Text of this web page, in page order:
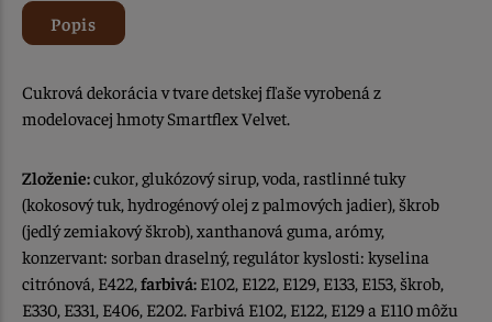
Popis
Cukrová dekorácia v tvare detskej fľaše vyrobená z
modelovacej hmoty Smartflex Velvet.
Zloženie:cukor, glukózový sirup, voda, rastlinné tuky
(kokosový tuk, hydrogénový olej z palmových jadier), škrob
(jedlý zemiakový škrob), xanthanová guma, arómy,
konzervant: sorban draselný, regulátor kyslosti: kyselina
citrónová, E422, farbivá: E102, E122, E129, E133, E153, škrob,
E330, E331, E406, E202. Farbivá E102, E122, E129 a E110 môžu